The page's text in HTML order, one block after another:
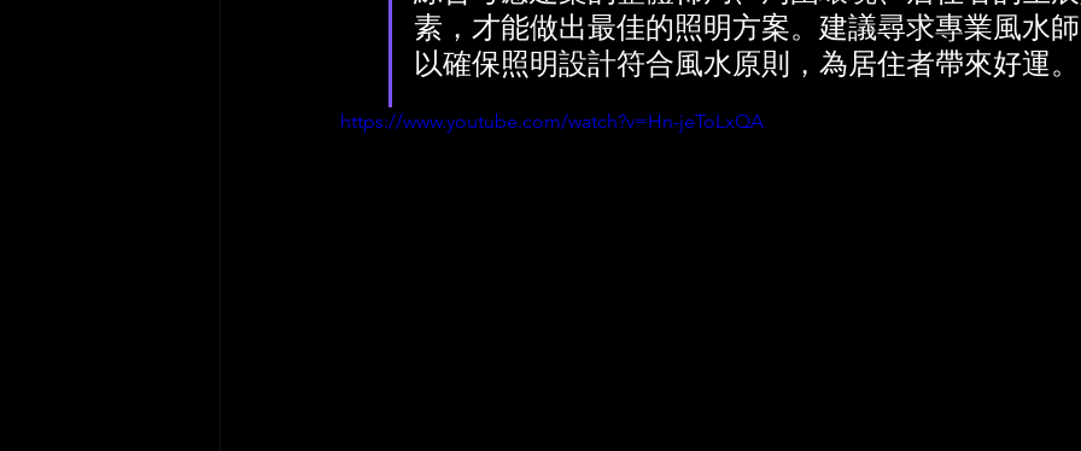
素，才能做出最佳的照明方案。建議尋求專業風水
以確保照明設計符合風水原則，為居住者帶來好運。
https://www.youtube.com/watch?v=Hn-jeToLxQA